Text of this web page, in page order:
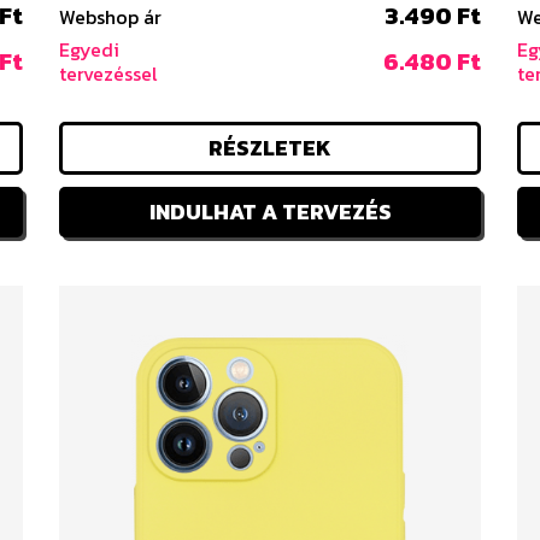
Webshop ár 3.490 Ft
Egyedi
tervezéssel
6.480 Ft
RÉSZLETEK
INDULHAT A TERVEZÉS